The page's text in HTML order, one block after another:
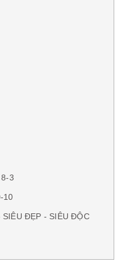
3
10
SIÊU ĐẸP - SIÊU ĐỘC